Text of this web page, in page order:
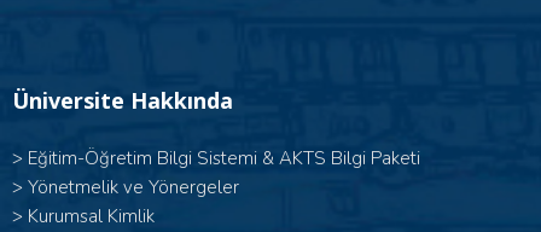
Üniversite Hakkında
> Eğitim-Öğretim Bilgi Sistemi & AKTS Bilgi Paketi
> Yönetmelik ve Yönergeler
> Kurumsal Kimlik